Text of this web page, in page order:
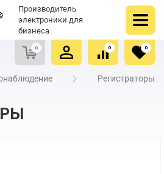
Производитель
электроники для
бизнеса
0
список сравнения
0
избранное
0
Регистраторы